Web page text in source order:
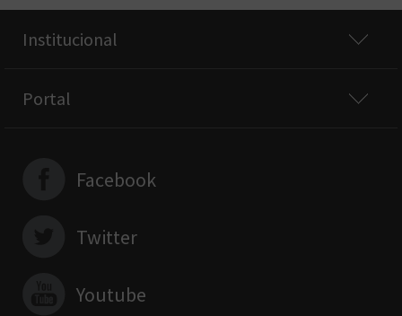
Institucional
Portal
Facebook
Twitter
Youtube